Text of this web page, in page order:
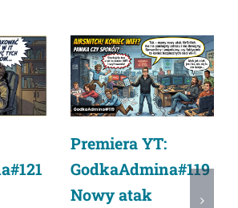
Premiera YT:
GodkaAdmina#119
Nowy atak